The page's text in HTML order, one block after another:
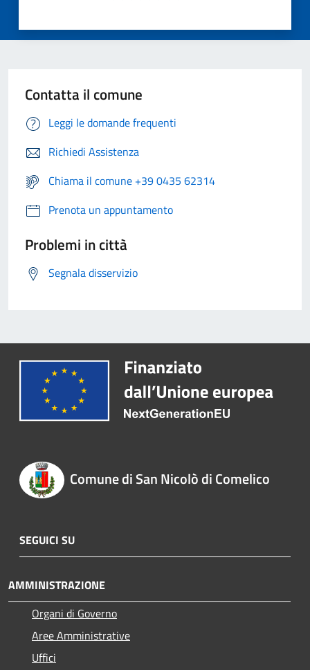
Contatta il comune
Leggi le domande frequenti
Richiedi Assistenza
Chiama il comune +39 0435 62314
Prenota un appuntamento
Problemi in città
Segnala disservizio
Comune di San Nicolò di Comelico
SEGUICI SU
AMMINISTRAZIONE
Organi di Governo
Aree Amministrative
Uffici